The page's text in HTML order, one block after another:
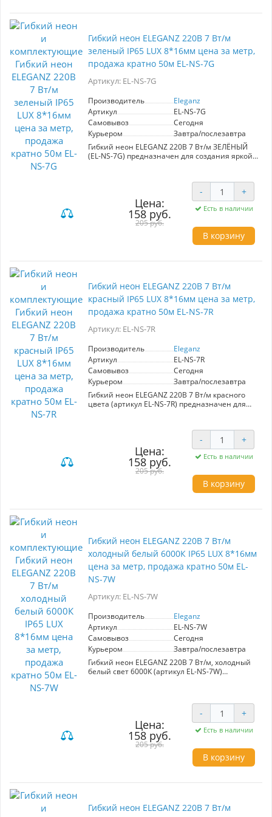
Гибкий неон ELEGANZ 220В 7 Вт/м
зеленый IP65 LUX 8*16мм цена за метр,
продажа кратно 50м EL-NS-7G
Артикул: EL-NS-7G
Производитель
Eleganz
Артикул
EL-NS-7G
Самовывоз
Сегодня
Курьером
Завтра/послезавтра
Гибкий неон ELEGANZ 220В 7 Вт/м ЗЕЛЁНЫЙ
(EL-NS-7G) предназначен для создания яркой и
использовать ленту в условиях повышенной
влажности, что делает её идеальной для
ванных комнат, кухонь и уличных вывесок.
Простота монтажа на клеевой основе и
электромонтажа через пайку или коннекторы
обеспечивает легкость в установке. Доступен к
Цена:
158 руб.
205 руб.
- +
Есть в наличии
В корзину
Гибкий неон ELEGANZ 220В 7 Вт/м
красный IP65 LUX 8*16мм цена за метр,
продажа кратно 50м EL-NS-7R
Артикул: EL-NS-7R
Производитель
Eleganz
Артикул
EL-NS-7R
Самовывоз
Сегодня
Курьером
Завтра/послезавтра
Гибкий неон ELEGANZ 220В 7 Вт/м красного
цвета (артикул EL-NS-7R) предназначен для
позволяет использовать его в условиях
повышенной влажности. Лента подходит для
подсветки потолков, арок, лестниц и витрин, а
также для оформления ванных комнат, кухонь
и фасадов домов. Простота монтажа на
клеевой основе и легкость электрического
подключения (пайка или коннекторы) делают
установку доступной. Продается кратно 50
Цена:
158 руб.
205 руб.
- +
Есть в наличии
В корзину
Гибкий неон ELEGANZ 220В 7 Вт/м
холодный белый 6000К IP65 LUX 8*16мм
цена за метр, продажа кратно 50м EL-
NS-7W
Артикул: EL-NS-7W
Производитель
Eleganz
Артикул
EL-NS-7W
Самовывоз
Сегодня
Курьером
Завтра/послезавтра
Гибкий неон ELEGANZ 220В 7 Вт/м, холодный
белый свет 6000К (артикул EL-NS-7W)
использовать его в условиях повышенной
влажности и запыленности. Идеален для
оформления потолков, периметров, лестниц и
витрин, а также для уличных рекламных
конструкций. Простота монтажа на клеевом
слое и легкость электромонтажа делают его
удобным в использовании. Продается кратно
Цена:
158 руб.
205 руб.
- +
Есть в наличии
В корзину
Гибкий неон ELEGANZ 220В 7 Вт/м